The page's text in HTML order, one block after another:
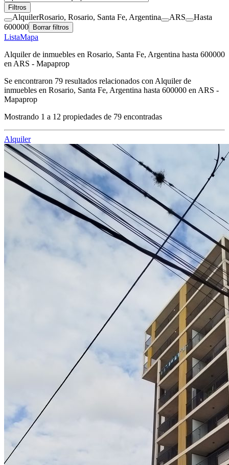
Filtros
AlquilerRosario, Rosario, Santa Fe, Argentina ARS
Hasta
600000
Borrar filtros
ListaMapa
Alquiler de inmuebles en Rosario, Santa Fe, Argentina hasta 600000
en ARS - Mapaprop
Se encontraron 79 resultados relacionados con Alquiler de
inmuebles en Rosario, Santa Fe, Argentina hasta 600000 en ARS -
Mapaprop
Mostrando 1 a 12 propiedades de 79 encontradas
Alquiler